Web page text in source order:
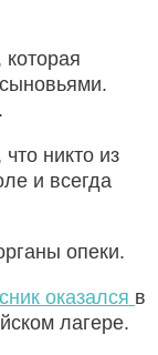
никто из
и всегда
опеки.
оказался в
лагере.